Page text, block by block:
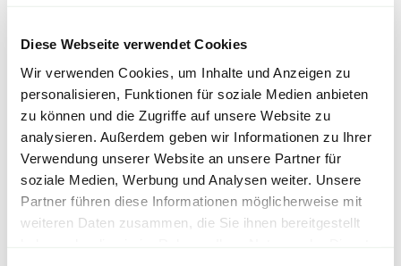
Diese Webseite verwendet Cookies
Wir verwenden Cookies, um Inhalte und Anzeigen zu
personalisieren, Funktionen für soziale Medien anbieten
zu können und die Zugriffe auf unsere Website zu
analysieren. Außerdem geben wir Informationen zu Ihrer
Verwendung unserer Website an unsere Partner für
soziale Medien, Werbung und Analysen weiter. Unsere
Partner führen diese Informationen möglicherweise mit
weiteren Daten zusammen, die Sie ihnen bereitgestellt
Einsatz von Pflanzenschutzmitteln
hohen Zierwert besitzen.
Wird diese Prüfung bestanden, darf die
Rosensorte die ADR-Auszeichnung
tragen.
KÖNNEN ENTSTEHEN
PAKETVERSAND
6,95€für Standardpakete (z.B.Dünger oder
Zubehör)
7,95€für größere Pakete (z.B. Pflanzen oder
Erde)